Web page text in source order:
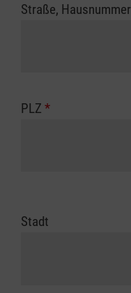
Straße, Hausnummer
PLZ *
Stadt